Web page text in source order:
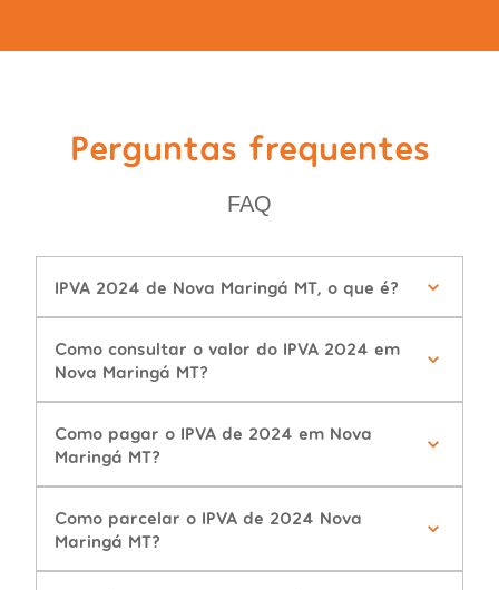
Perguntas frequentes
FAQ
IPVA 2024 de Nova Maringá MT, o que é?
Como consultar o valor do IPVA 2024 em
Nova Maringá MT?
Como pagar o IPVA de 2024 em Nova
Maringá MT?
Como parcelar o IPVA de 2024 Nova
Maringá MT?